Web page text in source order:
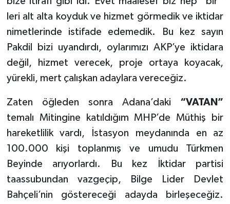
leri alt alta koyduk ve hizmet görmedik ve iktidar
nimetlerinde istifade edemedik. Bu kez sayın
Pakdil bizi uyandırdı, oylarımızı AKP’ye iktidara
değil, hizmet verecek, proje ortaya koyacak,
yürekli, mert çalışkan adaylara vereceğiz.
Zaten öğleden sonra Adana’daki “VATAN”
temalı Mitingine katıldığım MHP’de Müthiş bir
hareketlilik vardı, İstasyon meydanında en az
100.000 kişi toplanmış ve umudu Türkmen
Beyinde arıyorlardı. Bu kez İktidar partisi
taassubundan vazgeçip, Bilge Lider Devlet
Bahçeli’nin göstereceği adayda birleşeceğiz.